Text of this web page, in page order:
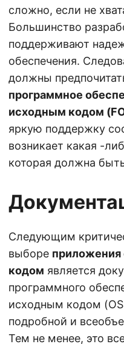
сложно, если не
Большинство
поддерживают
обеспечения.
должны
программное
исходным кодом
яркую поддержку
возникает какая -
которая должна
Следующим
выборе
кодом является
программного
исходным кодом
подробной и
Тем не менее, это